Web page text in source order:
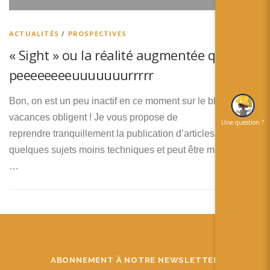
Español
ACTUALITÉS / PROSPECTIVES
« Sight » ou la réalité augmentée qui fait
peeeeeeeeuuuuuuurrrrr
Bon, on est un peu inactif en ce moment sur le blog,
vacances obligent ! Je vous propose de
reprendre tranquillement la publication d’articles avec
quelques sujets moins techniques et peut être même plus
…
ABONNEMENT À NOTRE NEWSLETTER
Une question ?